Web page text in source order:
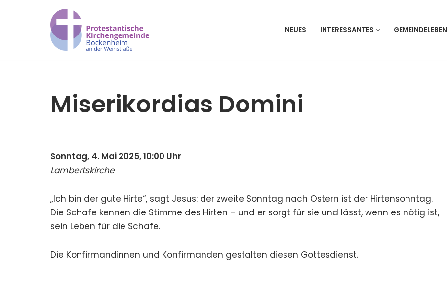
NEUES INTERESSANTES GEMEINDELEBEN
Miserikordias Domini
Sonntag, 4. Mai 2025, 10:00 Uhr
Lambertskirche
„Ich bin der gute Hirte“, sagt Jesus: der zweite Sonntag nach Ostern ist der Hirtensonntag.
Die Schafe kennen die Stimme des Hirten – und er sorgt für sie und lässt, wenn es nötig ist,
sein Leben für die Schafe.
Die Konfirmandinnen und Konfirmanden gestalten diesen Gottesdienst.